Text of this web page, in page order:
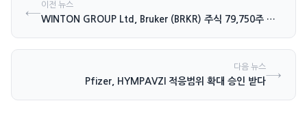
←이전 뉴스
WINTON GROUP Ltd, Bruker (BRKR) 주식 79,750주 신규 매입
다음 뉴스
Pfizer, HYMPAVZI 적응범위 확대 승인 받다→